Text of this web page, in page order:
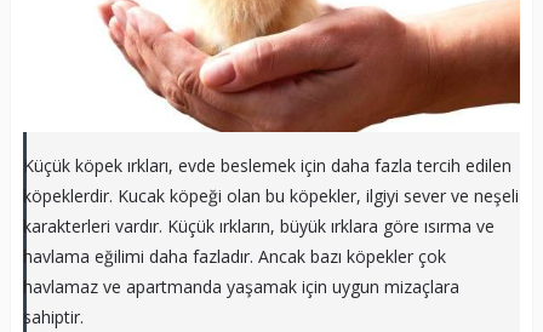
Küçük köpek ırkları, evde beslemek için daha fazla tercih edilen
köpeklerdir. Kucak köpeği olan bu köpekler, ilgiyi sever ve neşeli
karakterleri vardır. Küçük ırkların, büyük ırklara göre ısırma ve
havlama eğilimi daha fazladır. Ancak bazı köpekler çok
havlamaz ve apartmanda yaşamak için uygun mizaçlara
sahiptir.